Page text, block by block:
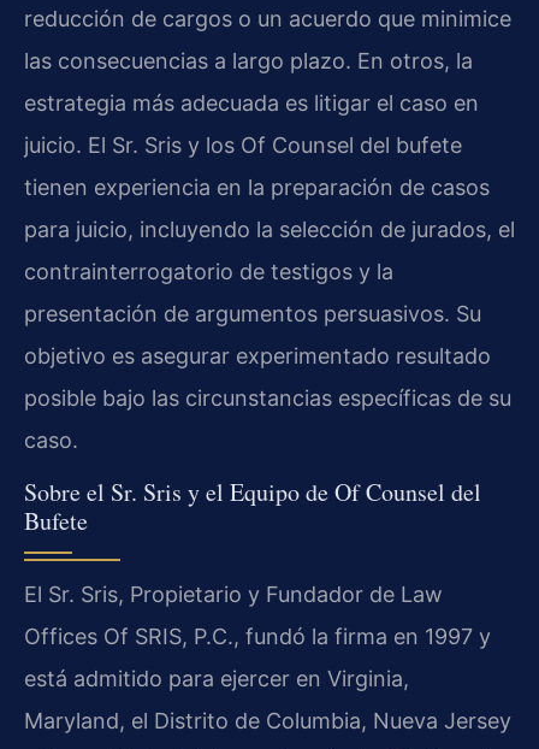
reducción de cargos o un acuerdo que minimice
las consecuencias a largo plazo. En otros, la
estrategia más adecuada es litigar el caso en
juicio. El Sr. Sris y los Of Counsel del bufete
tienen experiencia en la preparación de casos
para juicio, incluyendo la selección de jurados, el
contrainterrogatorio de testigos y la
presentación de argumentos persuasivos. Su
objetivo es asegurar experimentado resultado
posible bajo las circunstancias específicas de su
caso.
Sobre el Sr. Sris y el Equipo de Of Counsel del
Bufete
El Sr. Sris, Propietario y Fundador de Law
Offices Of SRIS, P.C., fundó la firma en 1997 y
está admitido para ejercer en Virginia,
Maryland, el Distrito de Columbia, Nueva Jersey